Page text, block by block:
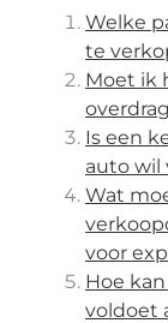
Welke
te
Moet ik
Is een
auto wil
Wat
voor
Hoe
voldoet